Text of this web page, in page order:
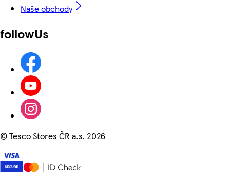
Naše obchody
followUs
©Tesco Stores ČR a.s. 2026